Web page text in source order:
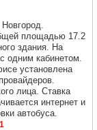
площадью 17.2
здания. На
одним кабинетом.
установлена
лица. Ставка
интернет и
автобуса.